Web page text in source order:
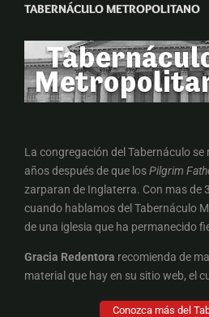
TABERNÁCULO METROPOLITANO
La congregación del Tabernáculo
años después de que losPilgrim
zarparan de Inglaterra. Con mas de
cuando hablamos del Tabernáculo
de una iglesia que ha permanecido
Gracia Redentora recomienda de
material que hay en su sitio web, el
Conozca más del